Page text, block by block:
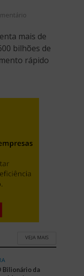
mais de
bilhões de
rápido
VEJA MAIS
Bilionário da